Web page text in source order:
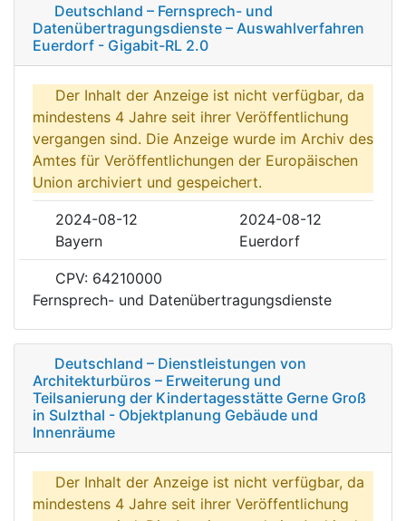
Deutschland – Fernsprech- und
Datenübertragungsdienste – Auswahlverfahren
Euerdorf - Gigabit-RL 2.0
Der Inhalt der Anzeige ist nicht verfügbar, da
mindestens 4 Jahre seit ihrer Veröffentlichung
vergangen sind. Die Anzeige wurde im Archiv des
Amtes für Veröffentlichungen der Europäischen
Union archiviert und gespeichert.
2024-08-12
2024-08-12
Bayern
Euerdorf
CPV: 64210000
Fernsprech- und Datenübertragungsdienste
Deutschland – Dienstleistungen von
Architekturbüros – Erweiterung und
Teilsanierung der Kindertagesstätte Gerne Groß
in Sulzthal - Objektplanung Gebäude und
Innenräume
Der Inhalt der Anzeige ist nicht verfügbar, da
mindestens 4 Jahre seit ihrer Veröffentlichung